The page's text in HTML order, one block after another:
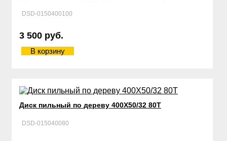
DSD-0150400100
3 500 руб.
В корзину
Диск пильный по дереву 400Х50/32 80Т
DSD-015040080